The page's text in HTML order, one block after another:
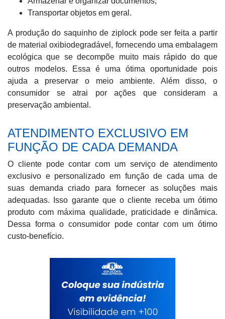
Transportar objetos em geral.
A produção do saquinho de ziplock pode ser feita a partir
de material oxibiodegradável, fornecendo uma embalagem
ecológica que se decompõe muito mais rápido do que
outros modelos. Essa é uma ótima oportunidade pois
ajuda a preservar o meio ambiente. Além disso, o
consumidor se atrai por ações que consideram a
preservação ambiental.
ATENDIMENTO EXCLUSIVO EM
FUNÇÃO DE CADA DEMANDA
O cliente pode contar com um serviço de atendimento
exclusivo e personalizado em função de cada uma de
suas demanda criado para fornecer as soluções mais
adequadas. Isso garante que o cliente receba um ótimo
produto com máxima qualidade, praticidade e dinâmica.
Dessa forma o consumidor pode contar com um ótimo
custo-benefício.